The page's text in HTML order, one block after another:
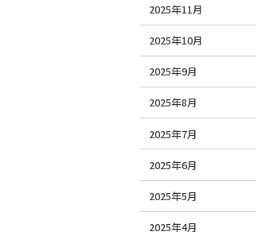
2025年11月
2025年10月
2025年9月
2025年8月
2025年7月
2025年6月
2025年5月
2025年4月